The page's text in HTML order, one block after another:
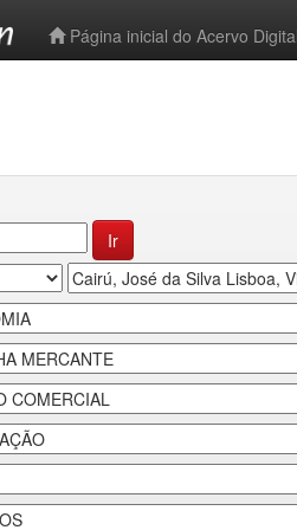
Página inicial do Acervo Digital